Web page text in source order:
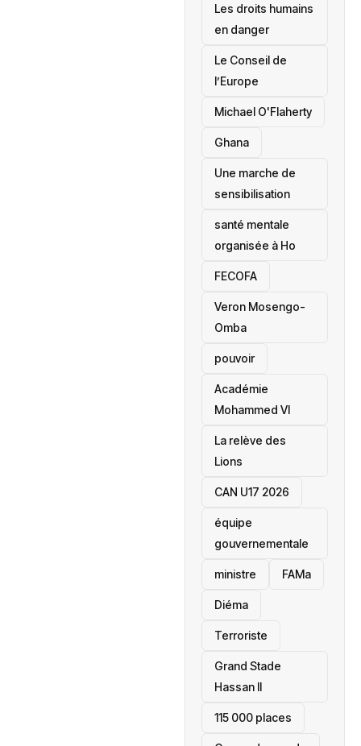
Les droits humains
en danger
‎Le Conseil de
l’Europe
Michael O'Flaherty
‎Ghana
Une marche de
sensibilisation
santé mentale
organisée à Ho
‎FECOFA
Veron Mosengo-
Omba
pouvoir
Académie
Mohammed VI
La relève des
Lions
CAN U17 2026
équipe
gouvernementale
ministre FAMa
Diéma
Terroriste
Grand Stade
Hassan II
115 000 places